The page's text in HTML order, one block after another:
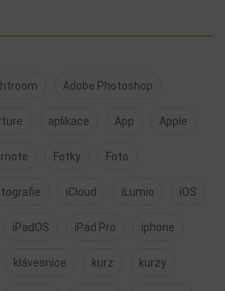
Adobe Photoshop
aplikace App Apple
Fotky Foto
iCloud iLumio iOS
iPadOS iPad Pro iphone
klávesnice kurz kurzy